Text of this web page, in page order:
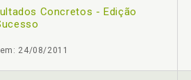
Concretos - Edição
24/08/2011